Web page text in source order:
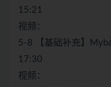
15:21
视频：
5-8 【基础补充】
17:30
视频：